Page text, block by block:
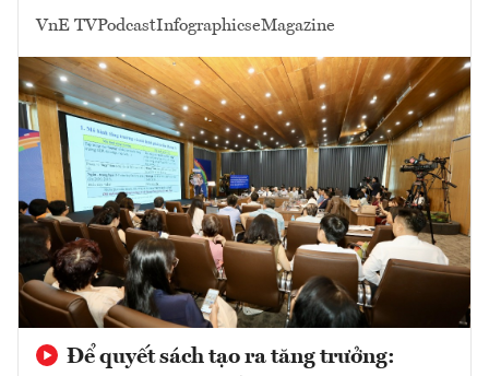
VnE TVPodcastInfographicseMagazine
Để quyết sách tạo ra tăng trưởng: